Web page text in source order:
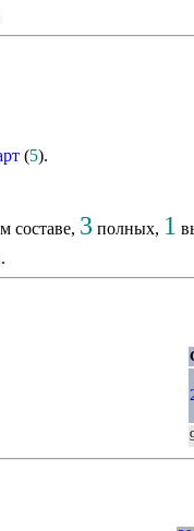
(5).
составе, 3 полных, 1